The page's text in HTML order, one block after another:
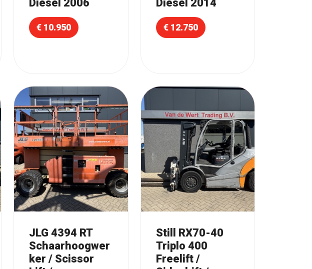
Diesel 2006
€ 10.950
Diesel 2014
€ 12.750
JLG 4394 RT
Schaarhoogwer
ker / Scissor
Still RX70-40
Triplo 400
Freelift /